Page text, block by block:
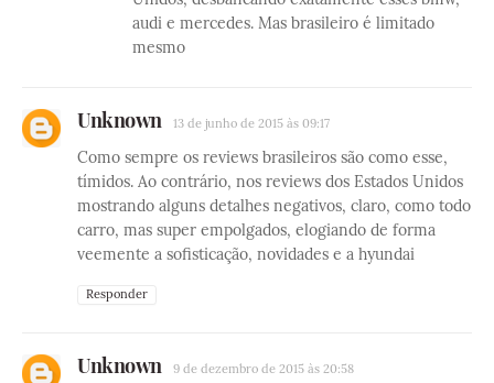
audi e mercedes. Mas brasileiro é limitado
mesmo
Unknown 13 de junho de 2015 às 09:17
Como sempre os reviews brasileiros são como esse,
tímidos. Ao contrário, nos reviews dos Estados Unidos
mostrando alguns detalhes negativos, claro, como todo
carro, mas super empolgados, elogiando de forma
veemente a sofisticação, novidades e a hyundai
Responder
Unknown 9 de dezembro de 2015 às 20:58